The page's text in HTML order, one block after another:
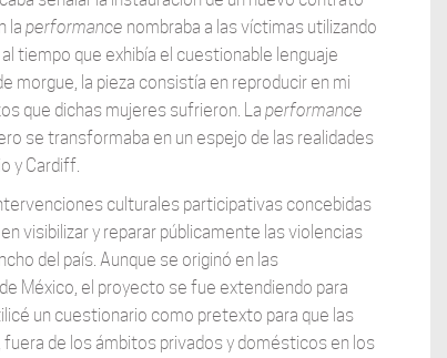
la performance nombraba a las víctimas utilizando
tiempo que exhibía el cuestionable lenguaje
morgue, la pieza consistía en reproducir en mi
que dichas mujeres sufrieron. La performance
se transformaba en un espejo de las realidades
y Cardiff.
culturales participativas concebidas
visibilizar y reparar públicamente las violencias
del país. Aunque se originó en las
México, el proyecto se fue extendiendo para
un cuestionario como pretexto para que las
de los ámbitos privados y domésticos en los